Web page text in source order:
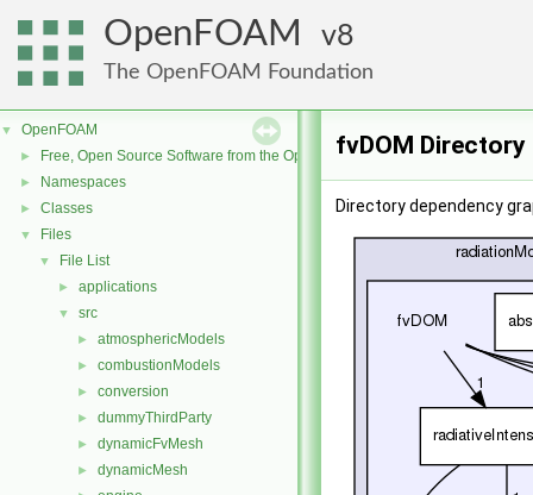
OpenFOAM 8
The OpenFOAM Foundation
▼ OpenFOAM
► Free, Open Source Software from the OpenFOAM Foundation
► Namespaces
► Classes
▼ Files
▼ File List
► applications
▼ src
► atmosphericModels
► combustionModels
► conversion
► dummyThirdParty
► dynamicFvMesh
► dynamicMesh
fvDOM Directory
Directory dependency